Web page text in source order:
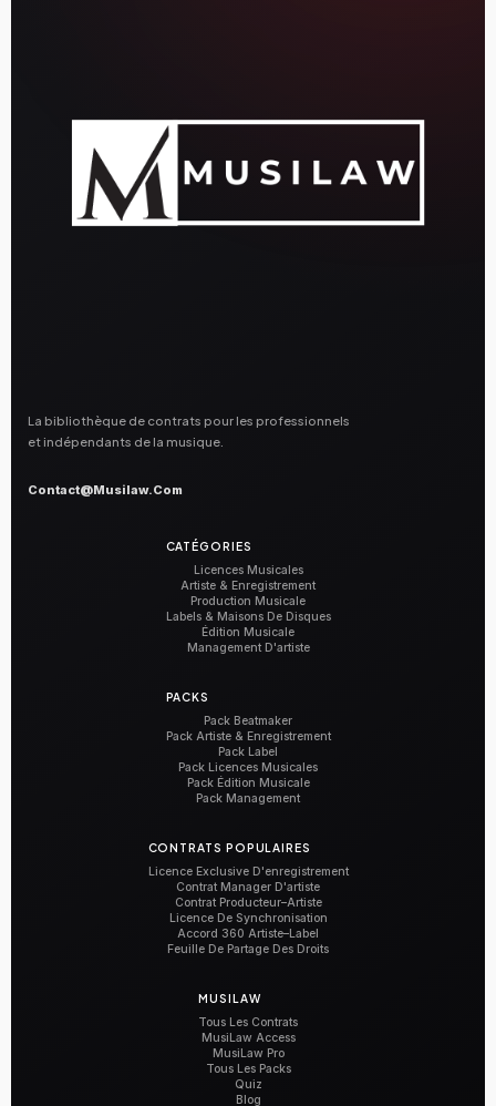
La bibliothèque de contrats pour les professionnels
et indépendants de la musique.
Contact@musilaw.com
CATÉGORIES
Licences Musicales
Artiste & Enregistrement
Production Musicale
Labels & Maisons De Disques
Édition Musicale
Management D'artiste
PACKS
Pack Beatmaker
Pack Artiste & Enregistrement
Pack Label
Pack Licences Musicales
Pack Édition Musicale
Pack Management
CONTRATS POPULAIRES
Licence Exclusive D'enregistrement
Contrat Manager D'artiste
Contrat Producteur–Artiste
Licence De Synchronisation
Accord 360 Artiste–Label
Feuille De Partage Des Droits
MUSILAW
Tous Les Contrats
MusiLaw Access
MusiLaw Pro
Tous Les Packs
Quiz
Blog